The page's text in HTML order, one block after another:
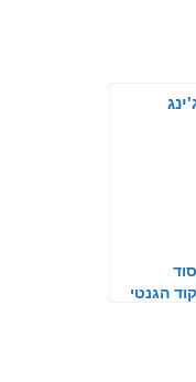
הגנטי